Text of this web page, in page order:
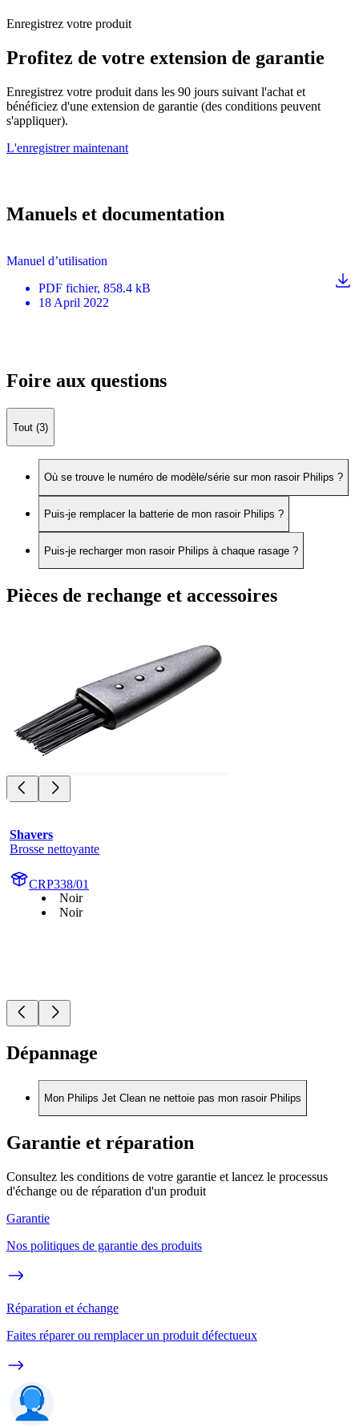
Enregistrez votre produit
Profitez de votre extension de garantie
Enregistrez votre produit dans les 90 jours suivant l'achat et
bénéficiez d'une extension de garantie (des conditions peuvent
s'appliquer).
L'enregistrer maintenant
Manuels et documentation
Manuel d’utilisation
PDF fichier, 858.4 kB
18 April 2022
Foire aux questions
Tout (3)
Où se trouve le numéro de modèle/série sur mon rasoir Philips ?
Puis-je remplacer la batterie de mon rasoir Philips ?
Puis-je recharger mon rasoir Philips à chaque rasage ?
Pièces de rechange et accessoires
Shavers
Brosse nettoyante
CRP338/01
Noir
Noir
Dépannage
Mon Philips Jet Clean ne nettoie pas mon rasoir Philips
Garantie et réparation
Consultez les conditions de votre garantie et lancez le processus
d'échange ou de réparation d'un produit
Garantie
Nos politiques de garantie des produits
Réparation et échange
Faites réparer ou remplacer un produit défectueux